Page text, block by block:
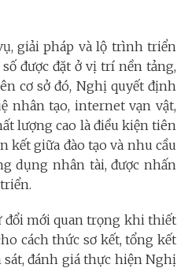
giải pháp và lộ trình triển
được đặt ở vị trí nền tảng,
cơ sở đó, Nghị quyết định
nhân tạo, internet vạn vật,
lượng cao là điều kiện tiên
kết giữa đào tạo và nhu cầu
dụng nhân tài, được nhấn
đổi mới quan trọng khi thiết
cách thức sơ kết, tổng kết
đánh giá thực hiện Nghị